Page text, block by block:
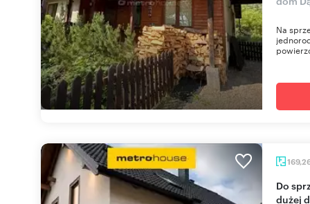
Na
Do sprzedania dom w trakcie budowy 169 m² na
dużej